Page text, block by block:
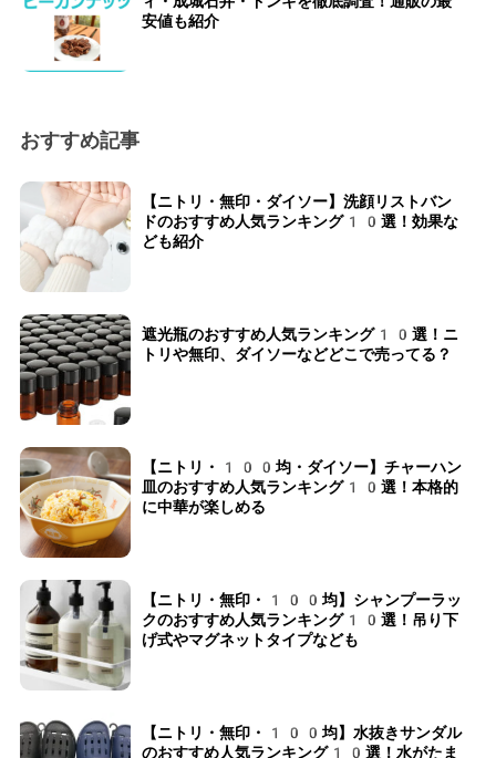
安値も紹介
おすすめ記事
【ニトリ・無印・ダイソー】洗顔リストバン
ドのおすすめ人気ランキング10選！効果な
ども紹介
遮光瓶のおすすめ人気ランキング10選！ニ
トリや無印、ダイソーなどどこで売ってる？
【ニトリ・100均・ダイソー】チャーハン
皿のおすすめ人気ランキング10選！本格的
に中華が楽しめる
【ニトリ・無印・100均】シャンプーラッ
クのおすすめ人気ランキング10選！吊り下
げ式やマグネットタイプなども
【ニトリ・無印・100均】水抜きサンダル
のおすすめ人気ランキング10選！水がたま